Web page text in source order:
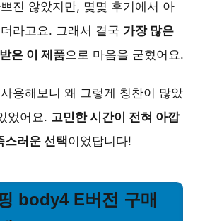
진 않았지만, 몇몇 후기에서 아
라고요. 그래서 결국 가장 많은
은 이 제품으로 마음을 굳혔어요.
용해보니 왜 그렇게 칭찬이 많았
었어요. 고민한 시간이 전혀 아깝
스러운 선택이었답니다!
body4 E버전 구매